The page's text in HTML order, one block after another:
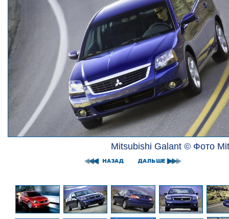
Mitsubishi Galant © Фото